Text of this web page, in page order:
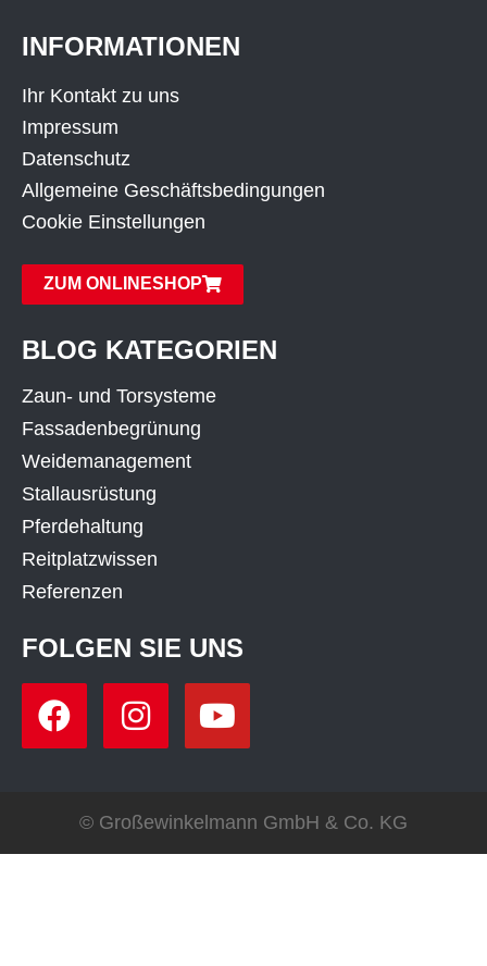
INFORMATIONEN
Ihr Kontakt zu uns
Impressum
Datenschutz
Allgemeine Geschäftsbedingungen
Cookie Einstellungen
ZUM ONLINESHOP
BLOG KATEGORIEN
Zaun- und Torsysteme
Fassadenbegrünung
Weidemanagement
Stallausrüstung
Pferdehaltung
Reitplatzwissen
Referenzen
FOLGEN SIE UNS
© Großewinkelmann GmbH & Co. KG